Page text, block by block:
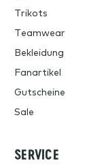
Trikots
Teamwear
Bekleidung
Fanartikel
Gutscheine
Sale
SERVICE